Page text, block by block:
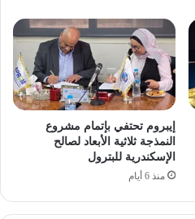
إيبروم تحتفي بإتمام مشروع
النمذجة ثلاثية الأبعاد لصالح
الإسكندرية للبترول
منذ 6 أيام